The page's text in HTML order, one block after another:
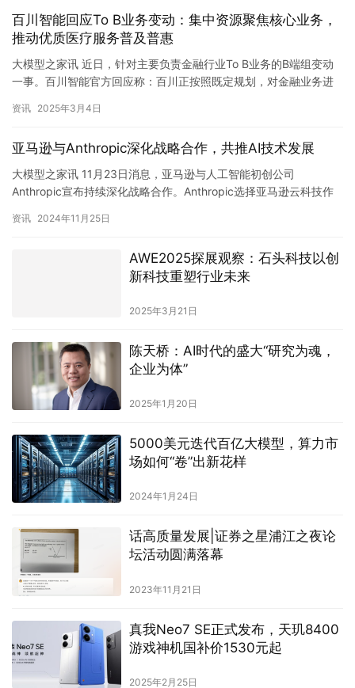
百川智能回应To B业务变动：集中资源聚焦核心业务，
推动优质医疗服务普及普惠
大模型之家讯 近日，针对主要负责金融行业To B业务的B端组变动
一事。百川智能官方回应称：百川正按照既定规划，对金融业务进
资讯 2025年3月4日
‌亚马逊与Anthropic深化战略合作，共推AI技术发展‌
大模型之家讯 11月23日消息，亚马逊与人工智能初创公司
Anthropic宣布持续深化战略合作。Anthropic选择亚马逊云科技作
资讯 2024年11月25日
AWE2025探展观察：石头科技以创
新科技重塑行业未来
2025年3月21日
陈天桥：AI时代的盛大“研究为魂，
企业为体”
2025年1月20日
5000美元迭代百亿大模型，算力市
场如何“卷”出新花样
2024年1月24日
话高质量发展|证券之星浦江之夜论
坛活动圆满落幕
2023年11月21日
真我Neo7 SE正式发布，天玑8400
游戏神机国补价1530元起
2025年2月25日